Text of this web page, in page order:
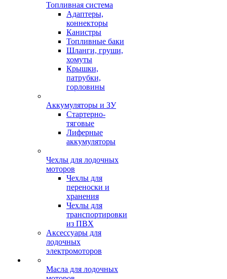
Топливная система
Адаптеры,
коннекторы
Канистры
Топливные баки
Шланги, груши,
хомуты
Крышки,
патрубки,
горловины
Аккумуляторы и ЗУ
Стартерно-
тяговые
Лиферные
аккумуляторы
Чехлы для лодочных
моторов
Чехлы для
переноски и
хранения
Чехлы для
транспортировки
из ПВХ
Аксессуары для
лодочных
электромоторов
Масла для лодочных